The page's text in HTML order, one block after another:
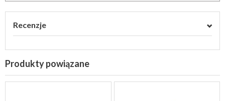
Recenzje
Produkty powiązane